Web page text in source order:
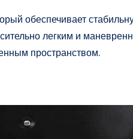
обеспечивает
легким и
пространством.